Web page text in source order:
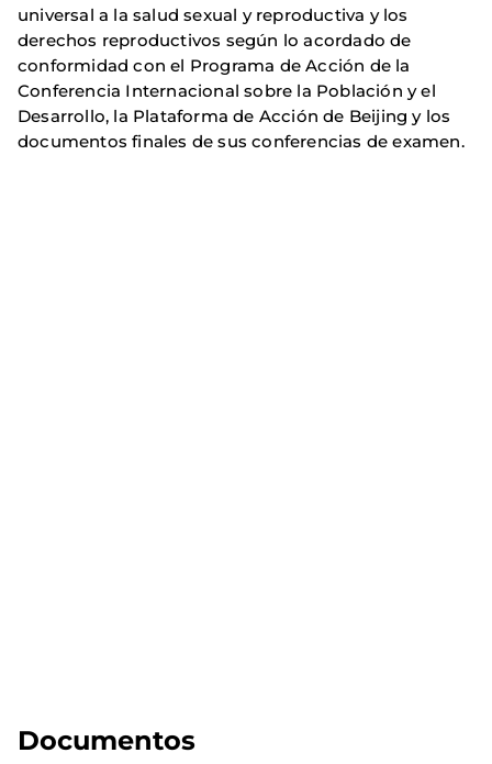
universal a la salud sexual y reproductiva y los
derechos reproductivos según lo acordado de
conformidad con el Programa de Acción de la
Conferencia Internacional sobre la Población y el
Desarrollo, la Plataforma de Acción de Beijing y los
documentos finales de sus conferencias de examen.
Documentos